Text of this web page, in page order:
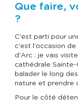
Que faire,
?
C'est parti pour
c'est l'occasion de
d'Arc : je vais
cathédrale Sainte-
balader le long
nature et prendre
Pour le côté